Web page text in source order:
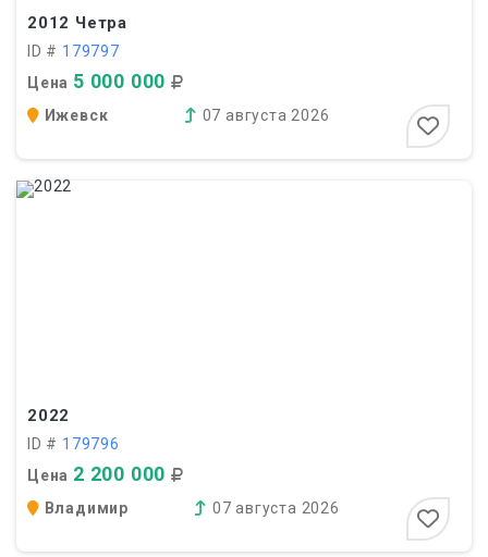
2012 Четра
ID # 179797
Цена 5 000 000
Ижевск 07 августа 2026
2022
ID # 179796
Цена 2 200 000
Владимир 07 августа 2026